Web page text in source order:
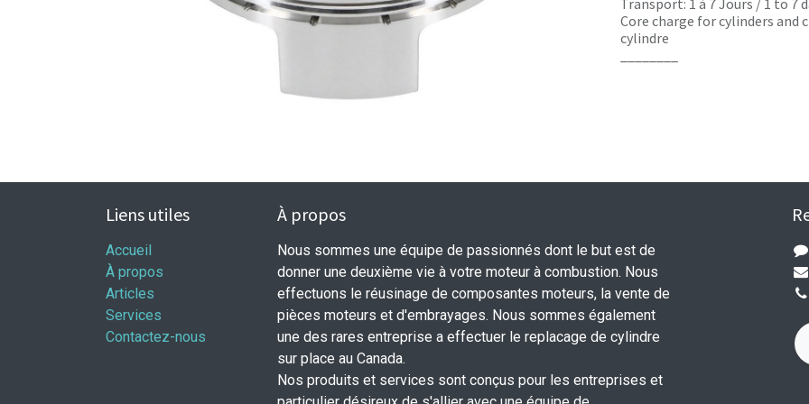
Transport: 1 à 7 Jours / 1 to 7
Core charge for cylinders and
cylindre
Liens utiles
Accueil
À propos
Articles
Services
Contactez-nous
À propos
Nous sommes une équipe de passionnés dont le but est de
donner une deuxième vie à votre moteur à combustion. Nous
effectuons le réusinage de composantes moteurs, la vente de
pièces moteurs et d'embrayages. Nous sommes également
une des rares entreprise a effectuer le replacage de cylindre
sur place au Canada.
Nos produits et services sont conçus pour les entreprises et